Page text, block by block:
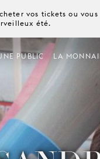
vos tickets ou
été.
PUBLIC LA